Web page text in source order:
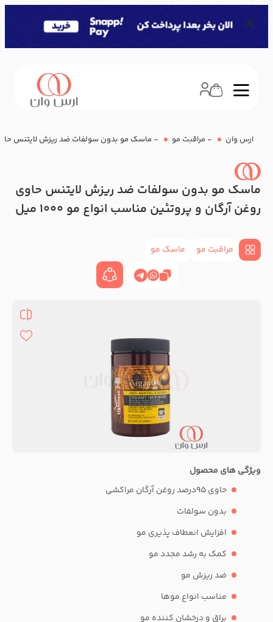
ارس وان - مراقبت مو - ماسک مو بدون سولفات ضد ریزش لایتنس حاوی
ماسک مو بدون سولفات ضد ریزش لایتنس حاوی
روغن آرگان و پروتئین مناسب انواع مو 1000 میل
مراقبت مو ماسک مو
ویژگی های محصول
حاوی 95درصد روغن آرگان مراکشی
بدون سولفات
افزایش انعطاف پذیری مو
کمک به رشد مجدد مو
ضد ریزش مو
مناسب انواع موها
براق و درخشان کننده مو